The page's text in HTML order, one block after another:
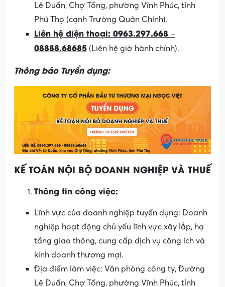
Lê Duẩn, Chợ Tổng, phường Vĩnh Phúc, tỉnh
Phú Thọ (cạnh Trường Quân Chính).
Liên hệ điện thoại: 0963.297.668 –
08888.68685 (Liên hệ giờ hành chính).
Thông báo Tuyển dụng:
KẾ TOÁN NỘI BỘ DOANH NGHIỆP VÀ THUẾ
Thông tin công việc:
Lĩnh vực của doanh nghiệp tuyển dụng: Doanh
nghiệp hoạt động chủ yếu lĩnh vực xây lắp, hạ
tầng giao thông, cung cấp dịch vụ công ích và
kinh doanh thương mại.
Địa điểm làm việc: Văn phòng công ty, Đường
Lê Duẩn, Chợ Tổng, phường Vĩnh Phúc, tỉnh